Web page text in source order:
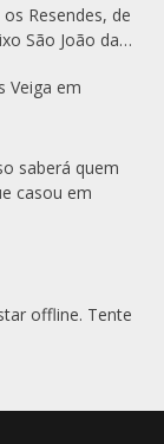
Resendes, de
São João da…
Veiga em
saberá quem
casou em
offline. Tente